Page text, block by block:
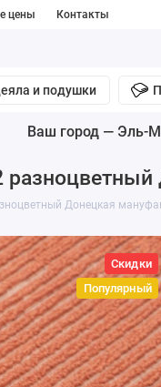
цены Контакты
и подушки
Ваш город — Эль-
Донецкая
Скидки
Популярный